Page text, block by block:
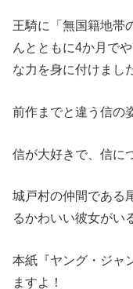
王騎に「無国籍地帯
んとともに4か月で
な力を身に付けまし
前作までと違う信の
信が大好きで、信に
城戸村の仲間である
るかわいい彼女がい
本紙『ヤング・ジャ
ますよ！